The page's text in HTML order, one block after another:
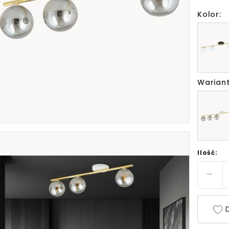
Kolor:
Ilość: